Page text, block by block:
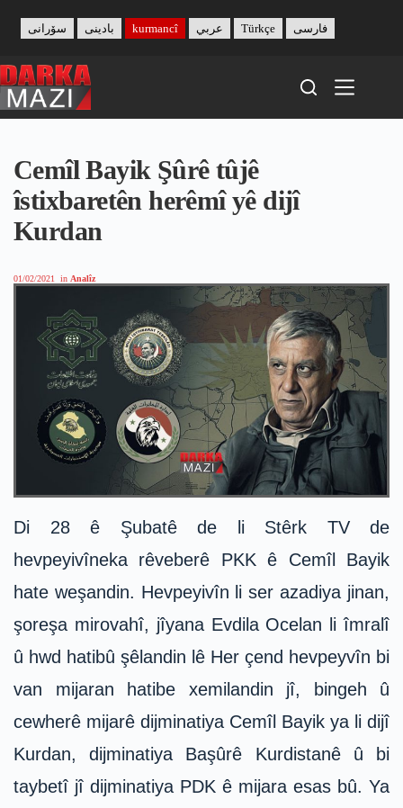
content
بادینی سۆرانی kurmancî عربي Türkçe فارسی
Cemîl Bayik Şûrê tûjê
îstixbaretên herêmî yê dijî
Kurdan
01/02/2021 in Analîz
Di 28 ê Şubatê de li Stêrk TV de
hevpeyivîneka rêveberê PKK ê Cemîl Bayik
hate weşandin. Hevpeyivîn li ser azadiya jinan,
şoreşa mirovahî, jîyana Evdila Ocelan li îmralî
û hwd hatibû şêlandin lê Her çend hevpeyvîn bi
van mijaran hatibe xemilandin jî, bingeh û
cewherê mijarê dijminatiya Cemîl Bayik ya li dijî
Kurdan, dijminatiya Başûrê Kurdistanê û bi
taybetî jî dijminatiya PDK ê mijara esas bû. Ya